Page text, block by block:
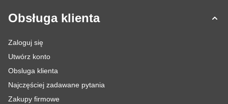
Obsługa klienta
Zaloguj się
Utwórz konto
Obsluga klienta
Najczęściej zadawane pytania
Zakupy firmowe